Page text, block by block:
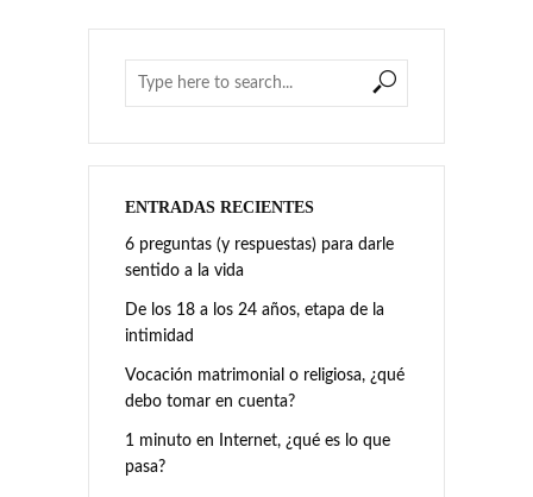
ENTRADAS RECIENTES
6 preguntas (y respuestas) para darle
sentido a la vida
De los 18 a los 24 años, etapa de la
intimidad
Vocación matrimonial o religiosa, ¿qué
debo tomar en cuenta?
1 minuto en Internet, ¿qué es lo que
pasa?